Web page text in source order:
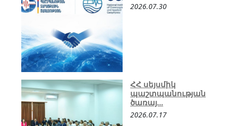
2026.07.30
ՀՀ սեյսմիկ
պաշտպանության
ծառայ...
2026.07.17